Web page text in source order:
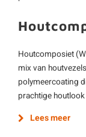
Houtcomposiet
mix van
polymeercoating
prachtige
Lees meer